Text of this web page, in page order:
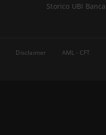
Storico UBI Banca
Disclaimer AML - CFT